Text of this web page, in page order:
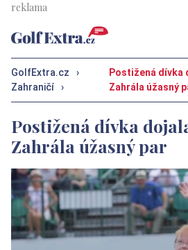
GolfExtra.cz
›
Zahraničí
›
Postižená dívka
Zahrála úžasný
Postižená dívka
Zahrála úžasný par